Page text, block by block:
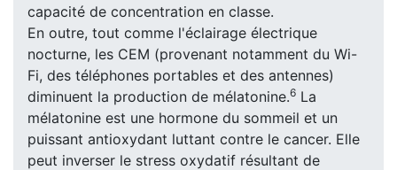
capacité de concentration en classe.
En outre, tout comme l'éclairage électrique
nocturne, les CEM (provenant notamment du Wi-
Fi, des téléphones portables et des antennes)
diminuent la production de mélatonine.6 La
mélatonine est une hormone du sommeil et un
puissant antioxydant luttant contre le cancer. Elle
peut inverser le stress oxydatif résultant de